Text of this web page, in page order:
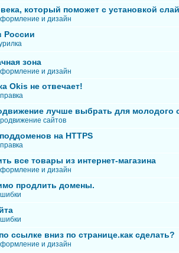
который поможет с установкой
и дизайн
России
зона
и дизайн
Okis не отвечает!
лучше выбрать для молодого
сайтов
на HTTPS
все товары из интернет-магазина
и дизайн
продлить домены.
ссылке вниз по странице.как сделать?
и дизайн